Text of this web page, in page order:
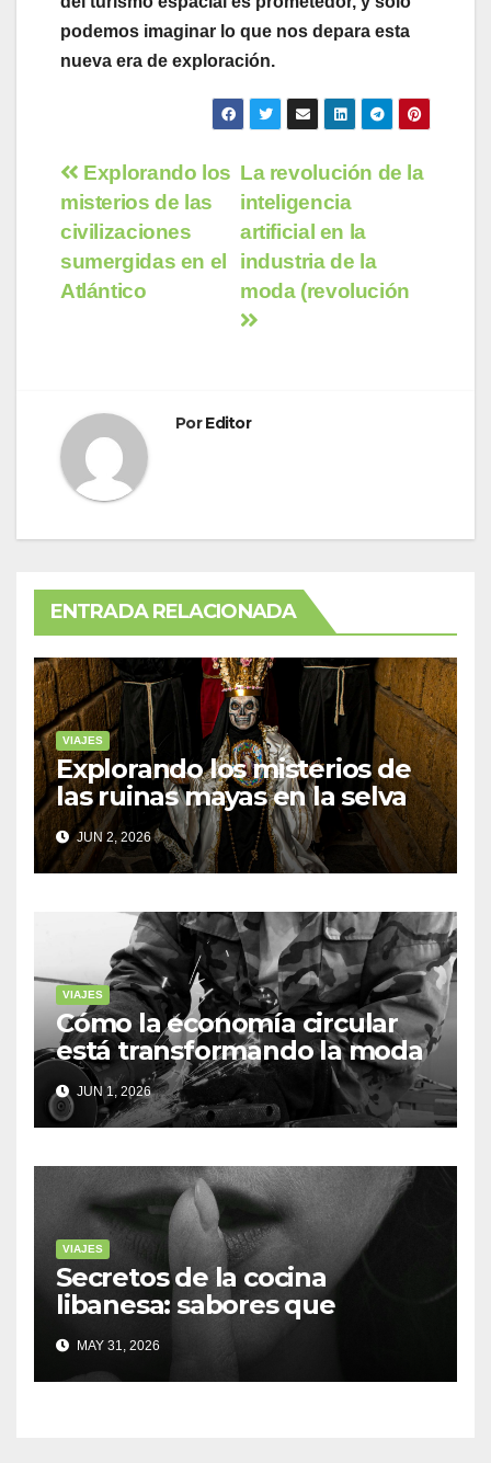
podemos imaginar lo que nos depara esta
nueva era de exploración.
Navegación
de
entradas
La revolución de la
inteligencia
artificial en la
industria de la
moda (revolución
Explorando los
misterios de las
civilizaciones
sumergidas en el
Atlántico
PorEditor
ENTRADA RELACIONADA
VIAJES
Explorando los misterios de
las ruinas mayas en la selva
de Yucatán
JUN 2, 2026
VIAJES
Cómo la economía circular
está transformando la moda
sostenible
JUN 1, 2026
VIAJES
Secretos de la cocina
libanesa: sabores que
cuentan historias
MAY 31, 2026